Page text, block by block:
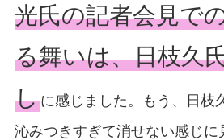
光氏の記者会見で
る舞いは、日枝久
しに感じました。もう、日枝
沁みつきすぎて消せない感じに